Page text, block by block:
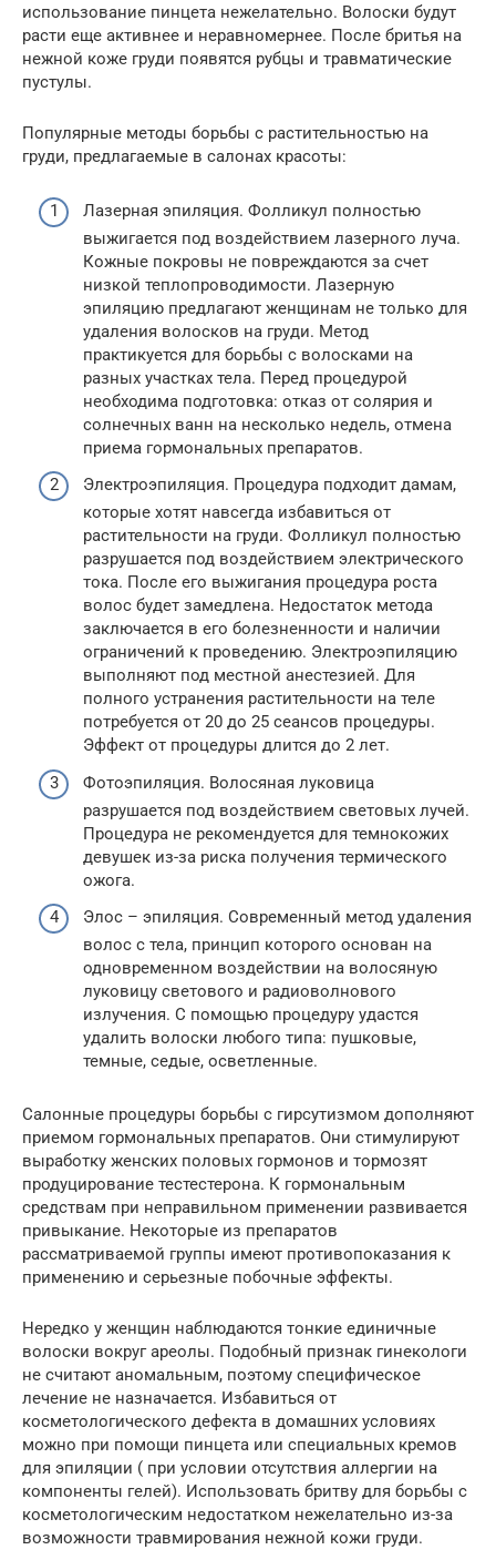
использование пинцета нежелательно. Волоски будут
расти еще активнее и неравномернее. После бритья на
нежной коже груди появятся рубцы и травматические
пустулы.
Популярные методы борьбы с растительностью на
груди, предлагаемые в салонах красоты:
Лазерная эпиляция. Фолликул полностью
выжигается под воздействием лазерного луча.
Кожные покровы не повреждаются за счет
низкой теплопроводимости. Лазерную
эпиляцию предлагают женщинам не только для
удаления волосков на груди. Метод
практикуется для борьбы с волосками на
разных участках тела. Перед процедурой
необходима подготовка: отказ от солярия и
солнечных ванн на несколько недель, отмена
приема гормональных препаратов.
Электроэпиляция. Процедура подходит дамам,
которые хотят навсегда избавиться от
растительности на груди. Фолликул полностью
разрушается под воздействием электрического
тока. После его выжигания процедура роста
волос будет замедлена. Недостаток метода
заключается в его болезненности и наличии
ограничений к проведению. Электроэпиляцию
выполняют под местной анестезией. Для
полного устранения растительности на теле
потребуется от 20 до 25 сеансов процедуры.
Эффект от процедуры длится до 2 лет.
Фотоэпиляция. Волосяная луковица
разрушается под воздействием световых лучей.
Процедура не рекомендуется для темнокожих
девушек из-за риска получения термического
ожога.
Элос – эпиляция. Современный метод удаления
волос с тела, принцип которого основан на
одновременном воздействии на волосяную
луковицу светового и радиоволнового
излучения. С помощью процедуру удастся
удалить волоски любого типа: пушковые,
темные, седые, осветленные.
Салонные процедуры борьбы с гирсутизмом дополняют
приемом гормональных препаратов. Они стимулируют
выработку женских половых гормонов и тормозят
продуцирование тестестерона. К гормональным
средствам при неправильном применении развивается
привыкание. Некоторые из препаратов
рассматриваемой группы имеют противопоказания к
применению и серьезные побочные эффекты.
Нередко у женщин наблюдаются тонкие единичные
волоски вокруг ареолы. Подобный признак гинекологи
не считают аномальным, поэтому специфическое
лечение не назначается. Избавиться от
косметологического дефекта в домашних условиях
можно при помощи пинцета или специальных кремов
для эпиляции ( при условии отсутствия аллергии на
компоненты гелей). Использовать бритву для борьбы с
косметологическим недостатком нежелательно из-за
возможности травмирования нежной кожи груди.